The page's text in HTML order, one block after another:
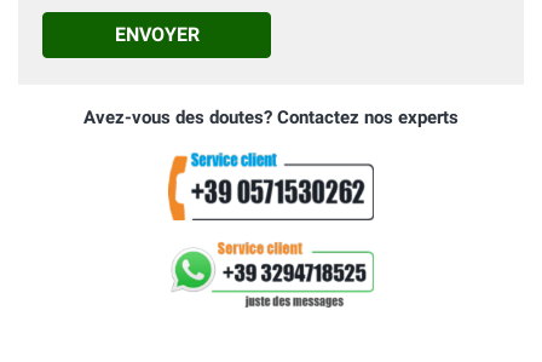
ENVOYER
Avez-vous des doutes? Contactez nos experts